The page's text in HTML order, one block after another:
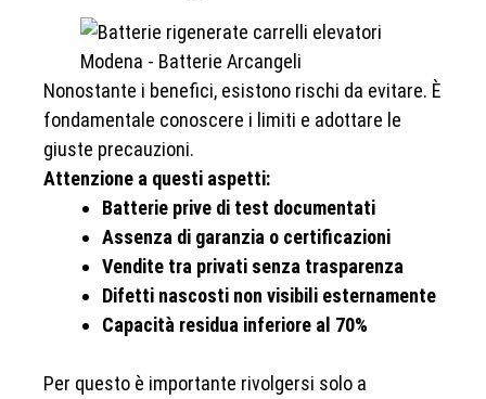
Nonostante i benefici, esistono rischi da evitare. È
fondamentale conoscere i limiti e adottare le
giuste precauzioni.
Attenzione a questi aspetti:
Batterie prive di test documentati
Assenza di garanzia o certificazioni
Vendite tra privati senza trasparenza
Difetti nascosti non visibili esternamente
Capacità residua inferiore al 70%
Per questo è importante rivolgersi solo a